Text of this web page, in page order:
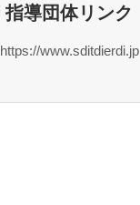
指導団体リンク
https://www.sditdierdi.jp